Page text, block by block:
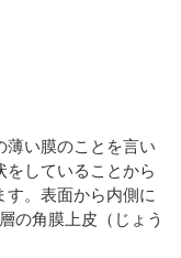
薄い膜のことを言い
をしていることから
す。表面から内側に
の角膜上皮（じょう